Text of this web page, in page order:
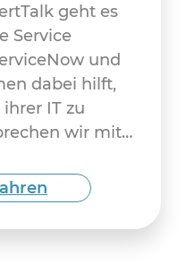
geht es
Service
und
dabei hilft,
IT zu
wir mit
und